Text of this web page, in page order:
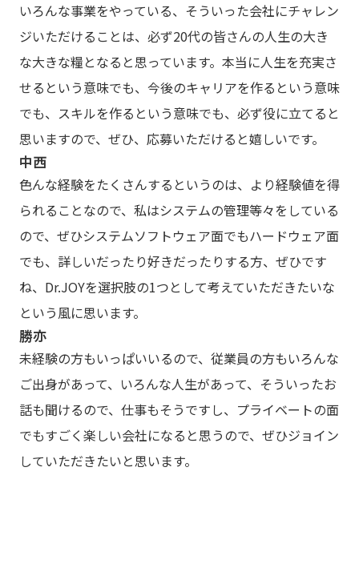
いろんな事業をやっている、そういった会社にチャレン
ジいただけることは、必ず20代の皆さんの人生の大き
な大きな糧となると思っています。本当に人生を充実さ
せるという意味でも、今後のキャリアを作るという意味
でも、スキルを作るという意味でも、必ず役に立てると
思いますので、ぜひ、応募いただけると嬉しいです。
中西
色んな経験をたくさんするというのは、より経験値を得
られることなので、私はシステムの管理等々をしている
ので、ぜひシステムソフトウェア面でもハードウェア面
でも、詳しいだったり好きだったりする方、ぜひです
ね、Dr.JOYを選択肢の1つとして考えていただきたいな
という風に思います。
勝亦
未経験の方もいっぱいいるので、従業員の方もいろんな
ご出身があって、いろんな人生があって、そういったお
話も聞けるので、仕事もそうですし、プライベートの面
でもすごく楽しい会社になると思うので、ぜひジョイン
していただきたいと思います。